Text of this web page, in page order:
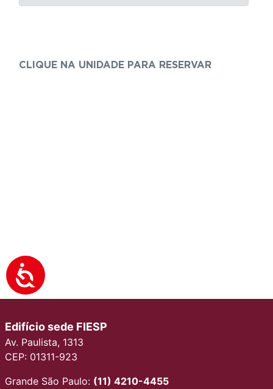
CLIQUE NA UNIDADE PARA RESERVAR
Edifício sede FIESP
Av. Paulista, 1313
CEP: 01311-923
Grande São Paulo: (11) 4210-4455